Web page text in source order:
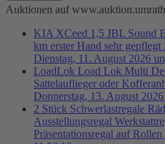
Auktionen auf
KIA XCeed 1,5 JBL Sound
km erster Hand sehr
Dienstag, 11. August 2026
LoadLok Load Lok Multi
Sattelauflieger oder
Donnerstag, 13. August
2 Stück Schwerlastregale
Ausstellungsregal
Präsentationsregal auf